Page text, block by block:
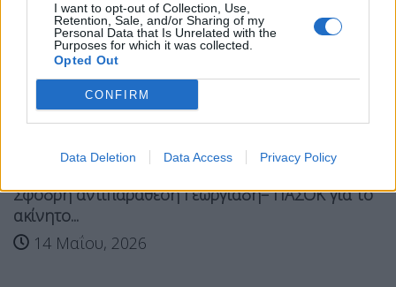
I want to opt-out of Collection, Use,
Retention, Sale, and/or Sharing of my
Personal Data that Is Unrelated with the
Purposes for which it was collected.
Opted Out
CONFIRM
Data Deletion Data Access Privacy Policy
Σφοδρή αντιπαράθεση Γεωργιάδη– ΠΑΣΟΚ για το
ακίνητο...
14 Μαΐου, 2026